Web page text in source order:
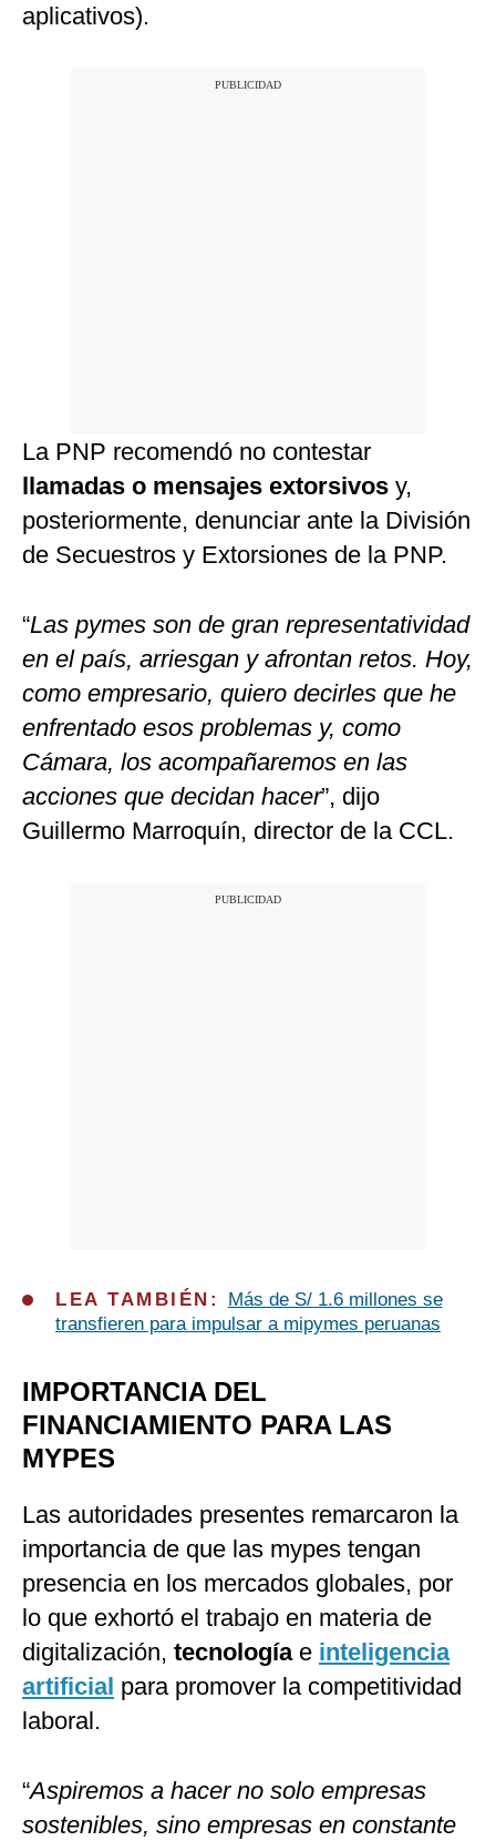
aplicativos).
La PNP recomendó no contestar
llamadas o mensajes extorsivos y,
posteriormente, denunciar ante la División
de Secuestros y Extorsiones de la PNP.
“Las pymes son de gran representatividad
en el país, arriesgan y afrontan retos. Hoy,
como empresario, quiero decirles que he
enfrentado esos problemas y, como
Cámara, los acompañaremos en las
acciones que decidan hacer”, dijo
Guillermo Marroquín, director de la CCL.
LEA TAMBIÉN:
Más de S/ 1.6 millones se
transfieren para impulsar a mipymes peruanas
IMPORTANCIA DEL
FINANCIAMIENTO PARA LAS
MYPES
Las autoridades presentes remarcaron la
importancia de que las mypes tengan
presencia en los mercados globales, por
lo que exhortó el trabajo en materia de
digitalización, tecnología e inteligencia
artificial para promover la competitividad
laboral.
“Aspiremos a hacer no solo empresas
sostenibles, sino empresas en constante